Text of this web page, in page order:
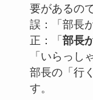
要があるの
誤：「部長
正：「部長
「いらっし
部長の「行
す。